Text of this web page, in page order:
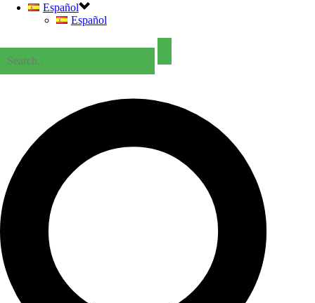
Español
Español